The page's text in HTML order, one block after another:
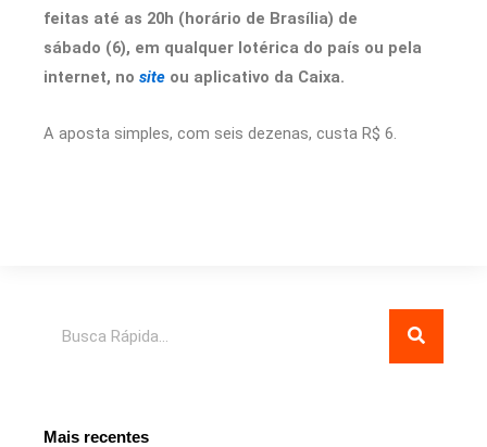
feitas até as 20h (horário de Brasília) de
sábado (6), em qualquer lotérica do país ou pela
internet, no site ou aplicativo da Caixa.
A aposta simples, com seis dezenas, custa R$ 6.
Mais recentes